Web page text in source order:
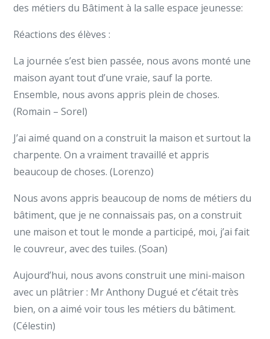
des métiers du Bâtiment à la salle espace jeunesse:
Réactions des élèves :
La journée s’est bien passée, nous avons monté une
maison ayant tout d’une vraie, sauf la porte.
Ensemble, nous avons appris plein de choses.
(Romain – Sorel)
J’ai aimé quand on a construit la maison et surtout la
charpente. On a vraiment travaillé et appris
beaucoup de choses. (Lorenzo)
Nous avons appris beaucoup de noms de métiers du
bâtiment, que je ne connaissais pas, on a construit
une maison et tout le monde a participé, moi, j’ai fait
le couvreur, avec des tuiles. (Soan)
Aujourd’hui, nous avons construit une mini-maison
avec un plâtrier : Mr Anthony Dugué et c’était très
bien, on a aimé voir tous les métiers du bâtiment.
(Célestin)